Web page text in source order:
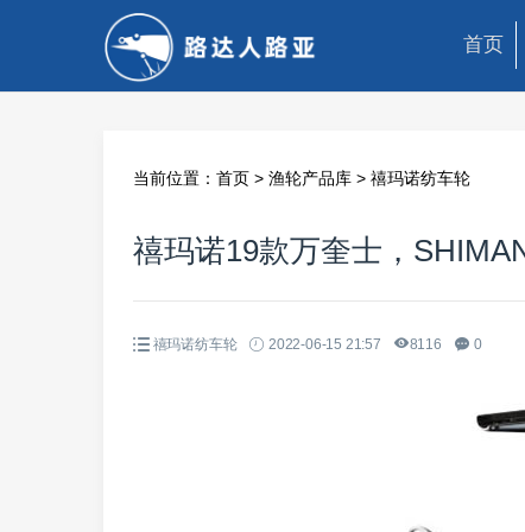
首页
当前位置： 首页 > 渔轮产品库 > 禧玛诺纺车轮
禧玛诺19款万奎士，
禧玛诺纺车轮 2022-06-15 21:57 8116 0